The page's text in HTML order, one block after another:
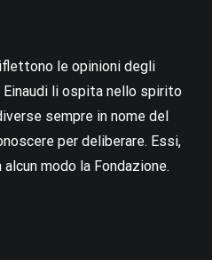
le opinioni degli
Einaudi li ospita nello spirito
sempre in nome del
per deliberare. Essi,
modo la Fondazione.